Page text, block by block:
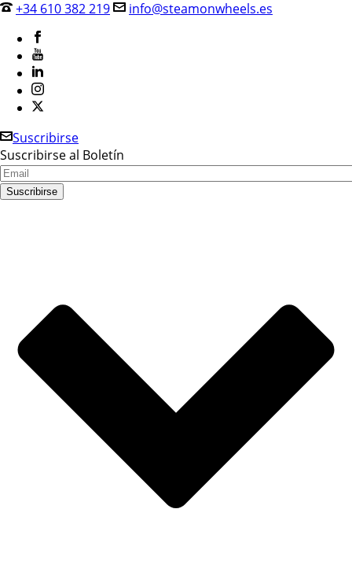
+34 610 382 219 info@steamonwheels.es
Suscribirse
Suscribirse al Boletín